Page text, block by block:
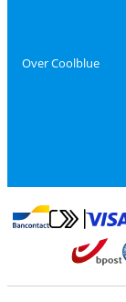
Over Coolblue
Betalen metBetalen met